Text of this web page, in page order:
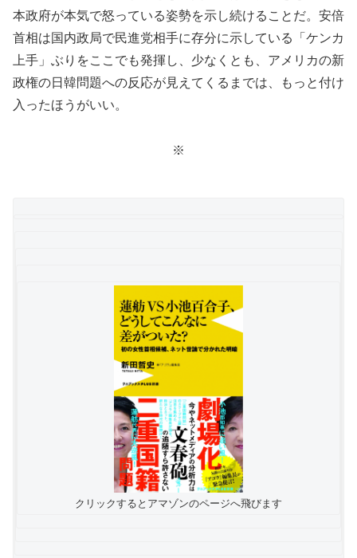
本政府が本気で怒っている姿勢を示し続けることだ。安倍
首相は国内政局で民進党相手に存分に示している「ケンカ
上手」ぶりをここでも発揮し、少なくとも、アメリカの新
政権の日韓問題への反応が見えてくるまでは、もっと付け
入ったほうがいい。
※
クリックするとアマゾンのページへ飛びます